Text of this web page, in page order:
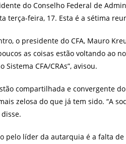
do Conselho Federal de
terça-feira, 17. Esta é a sétima
o presidente do CFA, Mauro
as coisas estão voltando ao
CFA/CRAs”, avisou.
compartilhada e convergente
zelosa do que já tem sido. “A
pelo líder da autarquia é a falta